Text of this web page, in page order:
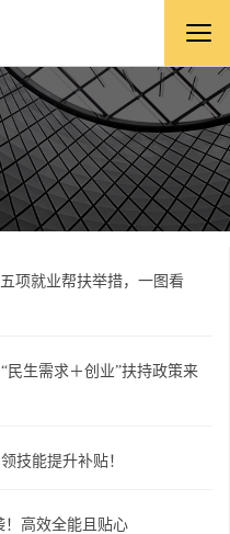
项就业帮扶举措，一图看
民生需求＋创业”扶持政策来
技能提升补贴！
！高效全能且贴心